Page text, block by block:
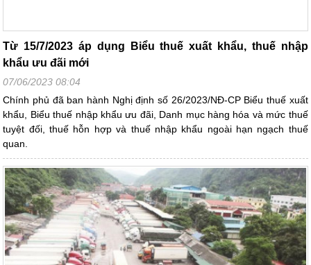
Từ 15/7/2023 áp dụng Biểu thuế xuất khẩu, thuế nhập
khẩu ưu đãi mới
07/06/2023 08:04
Chính phủ đã ban hành Nghị định số 26/2023/NĐ-CP Biểu thuế xuất
khẩu, Biểu thuế nhập khẩu ưu đãi, Danh mục hàng hóa và mức thuế
tuyệt đối, thuế hỗn hợp và thuế nhập khẩu ngoài hạn ngạch thuế
quan.